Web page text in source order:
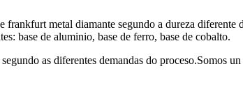
frankfurt metal diamante segundo a dureza
base de aluminio, base de ferro, base de cobalto.
as diferentes demandas do proceso.Somos